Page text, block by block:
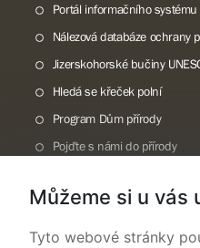
Portál informačního
Nálezová databáze ochrany
Jizerskohorské bučiny
Hledá se křeček polní
Program Dům přírody
Pojďte s námi do přírody
Rok CHKO pod záštitou
Můžeme si u vás
Tyto webové stránky